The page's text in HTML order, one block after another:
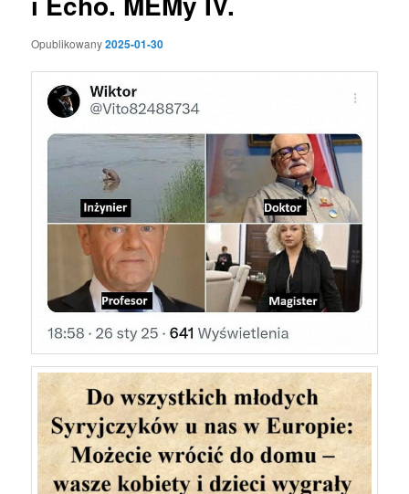
Opublikowany2025-01-30